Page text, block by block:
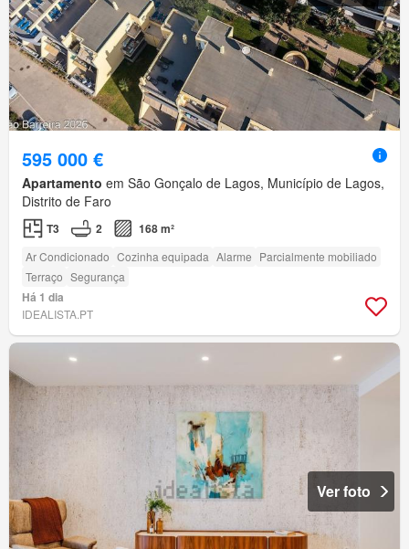
595 000 €
Apartamento em São Gonçalo de Lagos, Município de Lagos,
Distrito de Faro
T3 2 168 m²
Ar Condicionado Cozinha equipada Alarme Parcialmente mobiliado
Terraço Segurança
Há 1 dia
IDEALISTA.PT
Ver foto